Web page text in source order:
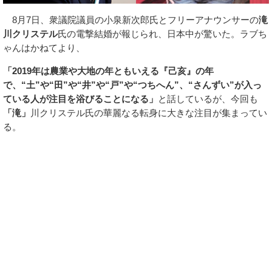
8月7日、衆議院議員の小泉新次郎氏とフリーアナウンサーの滝
川クリステル氏の電撃結婚が報じられ、日本中が驚いた。ラブち
ゃんはかねてより、
「2019年は農業や大地の年ともいえる『己亥』の年
で、“土”や“田”や“井”や“戸”や“つちへん”、“さんずい”が入っ
ている人が注目を浴びることになる」 と話しているが、今回も
「滝」
川クリステル氏の華麗なる転身に大きな注目が集まってい
る。